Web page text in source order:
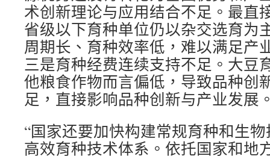
术创新理论与应用结合不足。最直
省级以下育种单位仍以杂交选育为
周期长、育种效率低，难以满足产
三是育种经费连续支持不足。大豆
他粮食作物而言偏低，导致品种创
足，直接影响品种创新与产业发展
“国家还要加快构建常规育种和生
高效育种技术体系。依托国家和地